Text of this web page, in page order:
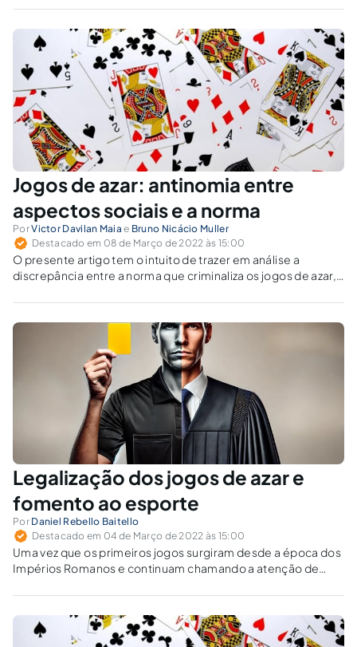
Jogos de azar: antinomia entre
aspectos sociais e a norma
PorVictor Davilan Maia e Bruno Nicácio Muller
Destacado em 08 de Março de 2022 às 15:00
O presente artigo tem o intuito de trazer em análise a
discrepância entre a norma que criminaliza os jogos de azar,
Legalização dos jogos de azar e
fomento ao esporte
Por Daniel Rebello Baitello
Destacado em 04 de Março de 2022 às 15:00
Uma vez que os primeiros jogos surgiram desde a época dos
Impérios Romanos e continuam chamando a atenção de
renda, os jogos são presentes em todas as fases da vida do
ser humano.